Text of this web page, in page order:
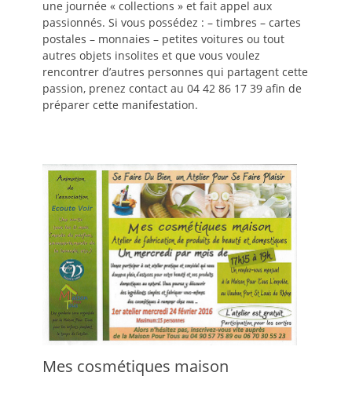
une journée « collections » et fait appel aux
passionnés. Si vous possédez : – timbres – cartes
postales – monnaies – petites voitures ou tout
autres objets insolites et que vous voulez
rencontrer d’autres personnes qui partagent cette
passion, prenez contact au 04 42 86 17 39 afin de
préparer cette manifestation.
Mes cosmétiques maison